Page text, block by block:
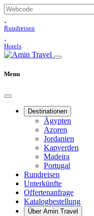
Rundreisen
Hotels
Menu
Destinationen
Ägypten
Azoren
Jordanien
Kapverden
Madeira
Portugal
Rundreisen
Unterkünfte
Offertenanfrage
Katalogbestellung
Über Amin Travel